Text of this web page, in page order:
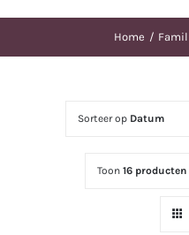
Home
Sorteer op Datum
Toon16 producten